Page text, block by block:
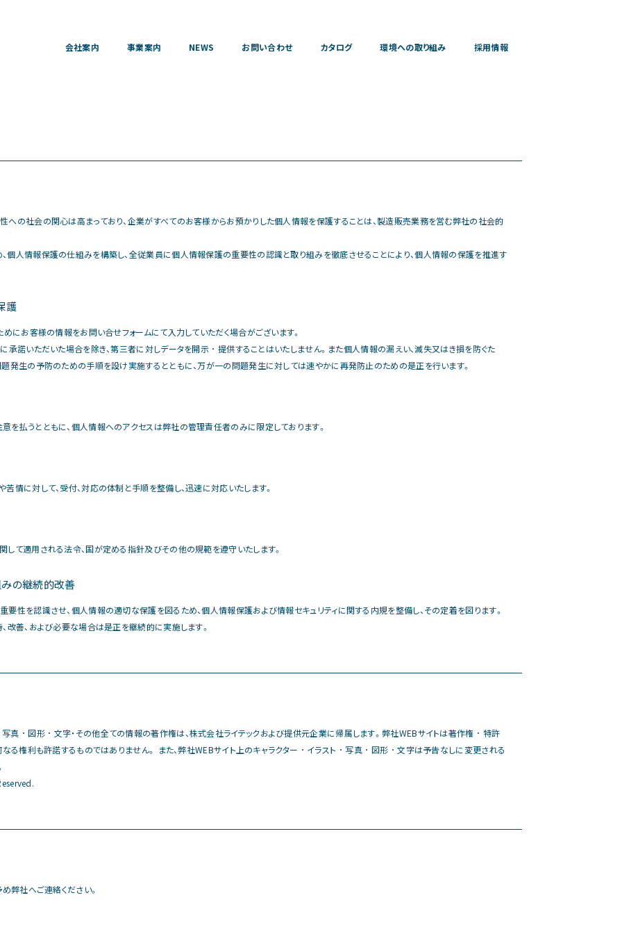
会社案内 事業案内 NEWS お問い合わせ カタログ 環境への取り組み 採用情報
の社会の関心は高まっており、企業がすべてのお客様からお預かりした個人情報を保護することは、製造販売業務を営む弊社の社会的
個人情報保護の仕組みを構築し、全従業員に個人情報保護の重要性の認識と取り組みを徹底させることにより、個人情報の保護を推進す
護
にお客様の情報をお問い合せフォームにて入力していただく場合がございます。
承諾いただいた場合を除き、第三者に対しデータを開示 ･ 提供することはいたしません。また個人情報の漏えい、滅失又はき損を防ぐた
発生の予防のための手順を設け実施するとともに、万が一の問題発生に対しては速やかに再発防止のための是正を行います。
払うとともに、個人情報へのアクセスは弊社の管理責任者のみに限定しております。
情に対して、受付、対応の体制と手順を整備し、迅速に対応いたします。
て適用される法令、国が定める指針及びその他の規範を遵守いたします。
の継続的改善
性を認識させ、個人情報の適切な保護を図るため、個人情報保護および情報セキュリティに関する内規を整備し、その定着を図ります。
改善、および必要な場合は是正を継続的に実施します。
写真 ･ 図形 ･ 文字・その他全ての情報の著作権は、株式会社ライテックおよび提供元企業に帰属します。弊社WEBサイトは著作権 ･ 特許
権利も許諾するものではありません。 また、弊社WEBサイト上のキャラクター ･ イラスト ･ 写真 ･ 図形 ･ 文字は予告なしに変更される
弊社へご連絡ください。